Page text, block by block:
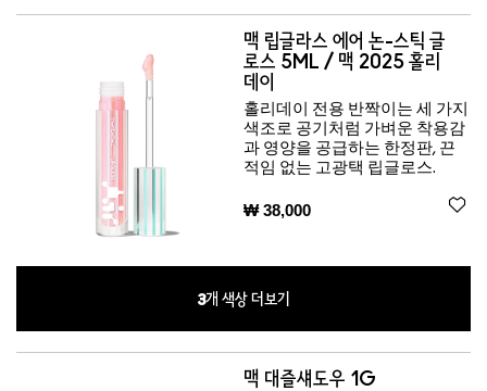
맥 립글라스 에어 논-스틱 글
로스 5ML / 맥 2025 홀리
데이
홀리데이 전용 반짝이는 세 가지
색조로 공기처럼 가벼운 착용감
과 영양을 공급하는 한정판, 끈
적임 없는 고광택 립글로스.
₩ 38,000
3개 색상 더보기
맥 대즐섀도우 1G